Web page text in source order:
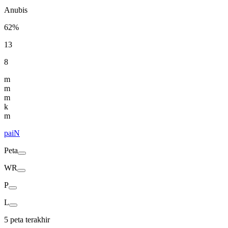
Anubis
62%
13
8
m
m
m
k
m
paiN
Peta
WR
P
L
5 peta terakhir